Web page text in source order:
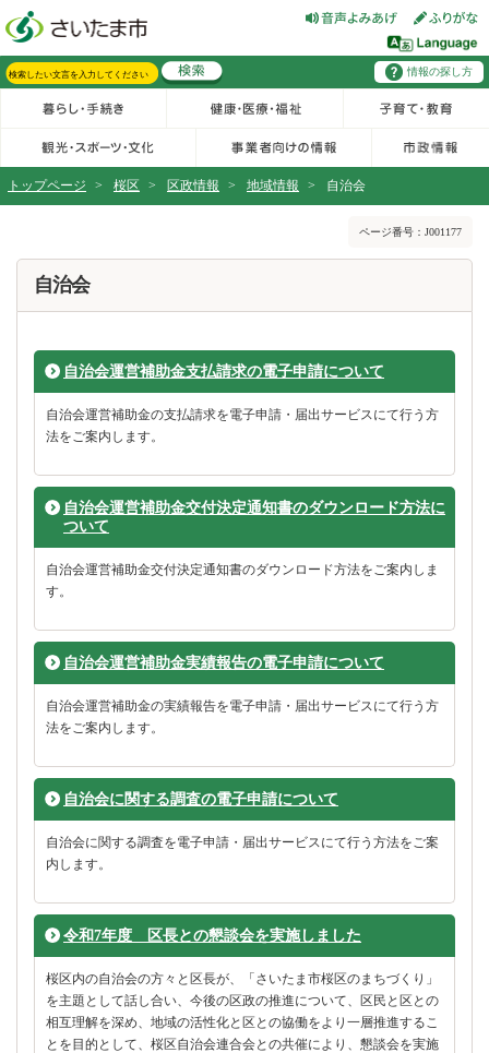
情報の探し方
トップページ > 桜区 > 区政情報 > 地域情報 > 自治会
ページ番号：J001177
自治会
自治会運営補助金支払請求の電子申請について
自治会運営補助金の支払請求を電子申請・届出サービスにて行う方
法をご案内します。
自治会運営補助金交付決定通知書のダウンロード方法に
ついて
自治会運営補助金交付決定通知書のダウンロード方法をご案内しま
す。
自治会運営補助金実績報告の電子申請について
自治会運営補助金の実績報告を電子申請・届出サービスにて行う方
法をご案内します。
自治会に関する調査の電子申請について
自治会に関する調査を電子申請・届出サービスにて行う方法をご案
内します。
令和7年度 区長との懇談会を実施しました
桜区内の自治会の方々と区長が、「さいたま市桜区のまちづくり」
を主題として話し合い、今後の区政の推進について、区民と区との
相互理解を深め、地域の活性化と区との協働をより一層推進するこ
とを目的として、桜区自治会連合会との共催により、懇談会を実施